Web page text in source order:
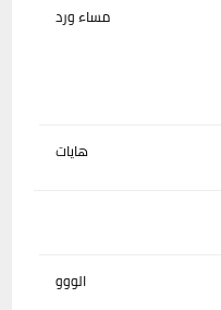
مساء ورد
هايات
الووو